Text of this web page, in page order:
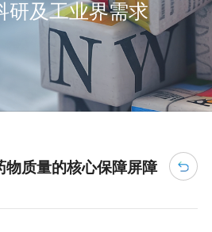
研及工业界需求
物质量的核心保障屏障